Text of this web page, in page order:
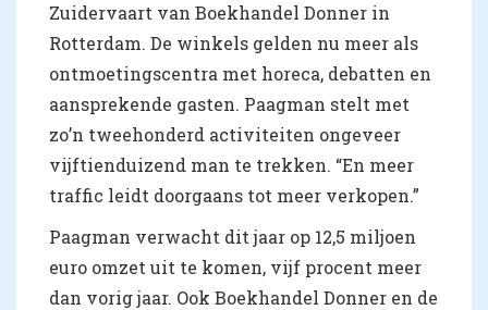
Zuidervaart van Boekhandel Donner in
Rotterdam. De winkels gelden nu meer als
ontmoetingscentra met horeca, debatten en
aansprekende gasten. Paagman stelt met
zo’n tweehonderd activiteiten ongeveer
vijftienduizend man te trekken. “En meer
traffic leidt doorgaans tot meer verkopen.”
Paagman verwacht dit jaar op 12,5 miljoen
euro omzet uit te komen, vijf procent meer
dan vorig jaar. Ook Boekhandel Donner en de